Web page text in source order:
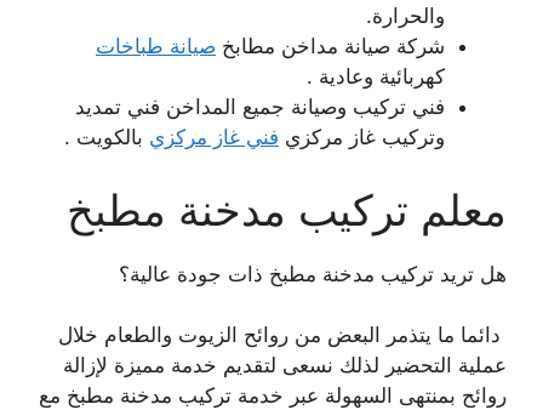
والحرارة.
شركة صيانة مداخن مطابخ صيانة طباخات
كهربائية وعادية .
فني تركيب وصيانة جميع المداخن فني تمديد
وتركيب غاز مركزي فني غاز مركزي بالكويت .
معلم تركيب مدخنة مطبخ
هل تريد تركيب مدخنة مطبخ ذات جودة عالية؟
دائما ما يتذمر البعض من روائح الزيوت والطعام خلال
عملية التحضير لذلك نسعى لتقديم خدمة مميزة لإزالة
روائح بمنتهى السهولة عبر خدمة تركيب مدخنة مطبخ مع